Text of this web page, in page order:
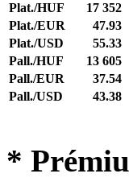
Plat./HUF
17 352
Plat./EUR
47.93
Plat./USD
55.33
Pall./HUF
13 605
Pall./EUR
37.54
Pall./USD
43.38
*